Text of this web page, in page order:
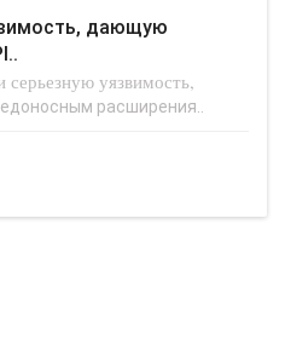
серьезную уязвимость,
расширения..